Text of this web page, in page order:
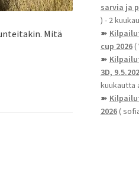
Mitä
sarvia ja
) - 2
➽
cup 2026(
➽
3D,
kuukautta
➽
2026(